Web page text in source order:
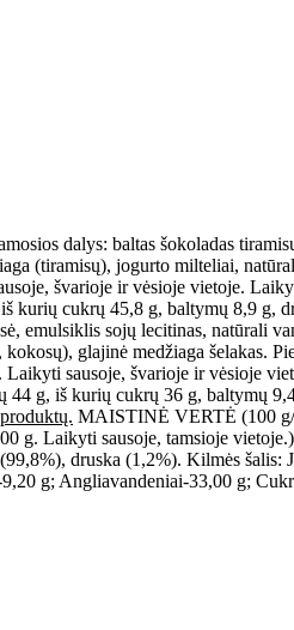
dalys: baltas šokoladas
(tiramisų), jogurto milteliai,
švarioje ir vėsioje vietoje.
kurių cukrų 45,8 g, baltymų 8,9 g,
emulsiklis sojų lecitinas, natūrali
glajinė medžiaga šelakas.
sausoje, švarioje ir vėsioje
g, iš kurių cukrų 36 g, baltymų
MAISTINĖ VERTĖ (100 g/
g. Laikyti sausoje, tamsioje vietoje.)
druska (1,2%). Kilmės šalis:
g; Angliavandeniai-33,00 g;